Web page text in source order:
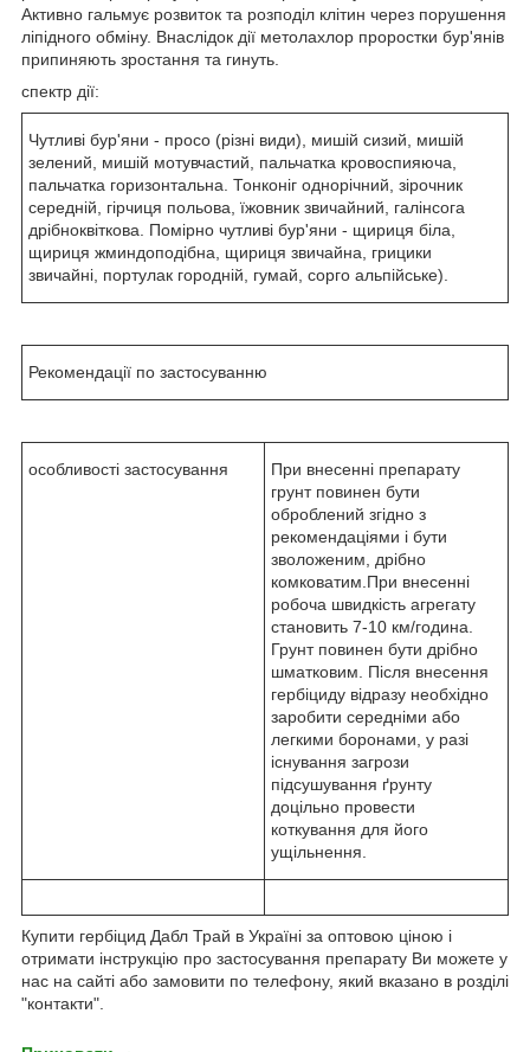
Активно гальмує розвиток та розподіл клітин через порушення
ліпідного обміну. Внаслідок дії метолахлор проростки бур'янів
припиняють зростання та гинуть.
спектр дії:
Чутливі бур'яни - просо (різні види), мишій сизий, мишій
зелений, мишій мотувчастий, пальчатка кровоспияюча,
пальчатка горизонтальна. Тонконіг однорічний, зірочник
середній, гірчиця польова, їжовник звичайний, галінсога
дрібноквіткова. Помірно чутливі бур'яни - щириця біла,
щириця жминдоподібна, щириця звичайна, грицики
звичайні, портулак городній, гумай, сорго альпійське).
Рекомендації по застосуванню
особливості застосування
При внесенні препарату
грунт повинен бути
оброблений згідно з
рекомендаціями і бути
зволоженим, дрібно
комковатим.При внесенні
робоча швидкість агрегату
становить 7-10 км/година.
Грунт повинен бути дрібно
шматковим. Після внесення
гербіциду відразу необхідно
заробити середніми або
легкими боронами, у разі
існування загрози
підсушування ґрунту
доцільно провести
коткування для його
ущільнення.
Купити гербіцид Дабл Трай в Україні за оптовою ціною і
отримати інструкцію про застосування препарату Ви можете у
нас на сайті або замовити по телефону, який вказано в розділі
"контакти".